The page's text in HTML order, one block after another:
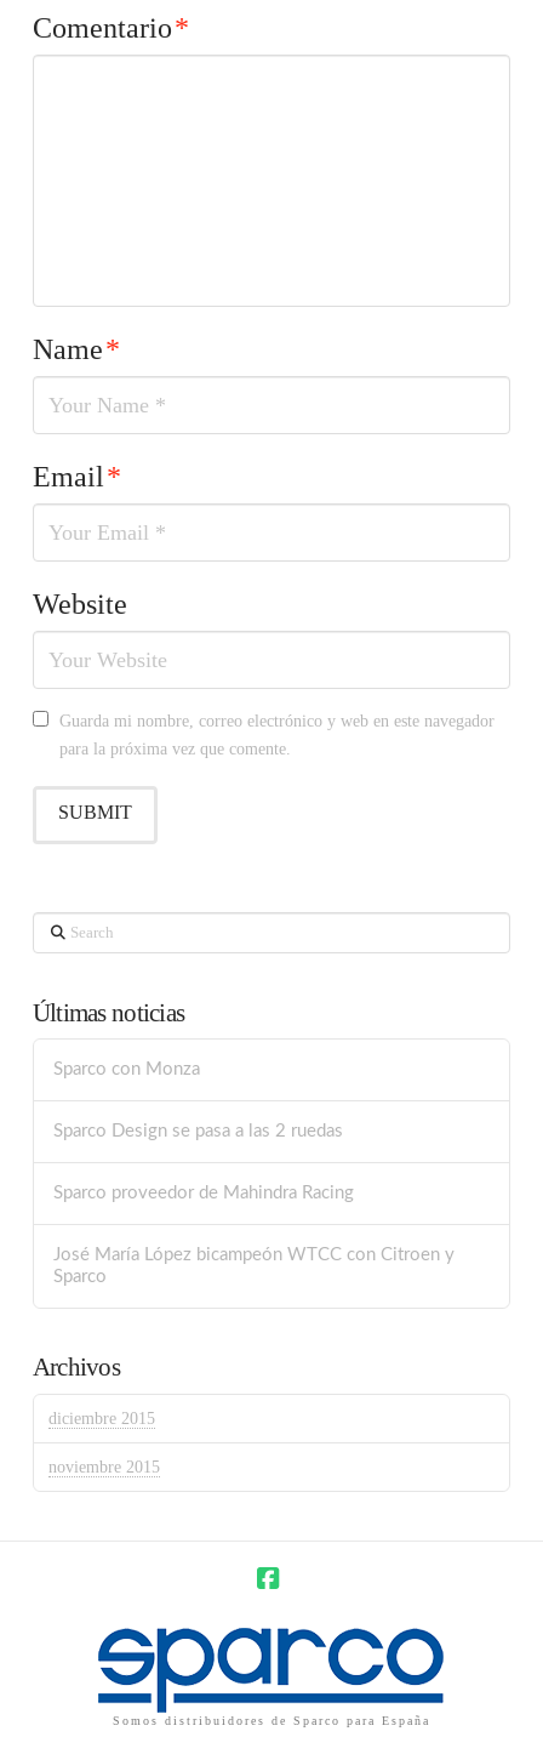
Comentario*
Name*
Email*
Website
Guarda mi nombre, correo electrónico y web en este navegador
para la próxima vez que comente.
Search
Últimas noticias
Sparco con Monza
Sparco Design se pasa a las 2 ruedas
Sparco proveedor de Mahindra Racing
José María López bicampeón WTCC con Citroen y
Sparco
Archivos
diciembre 2015
noviembre 2015
Somos distribuidores de Sparco para España